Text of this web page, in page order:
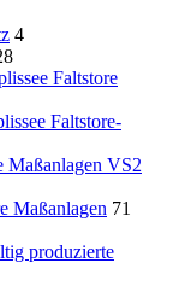
4
Faltstore
Faltstore-
Maßanlagen VS2
Maßanlagen 71
produzierte